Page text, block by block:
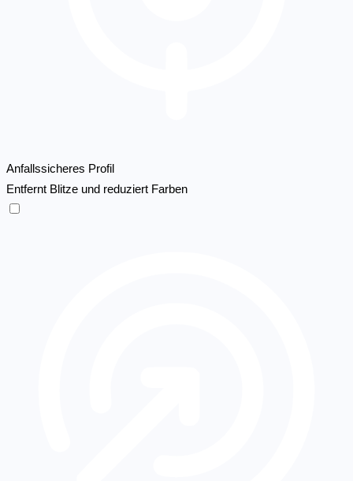
Anfallssicheres Profil
Entfernt Blitze und reduziert Farben